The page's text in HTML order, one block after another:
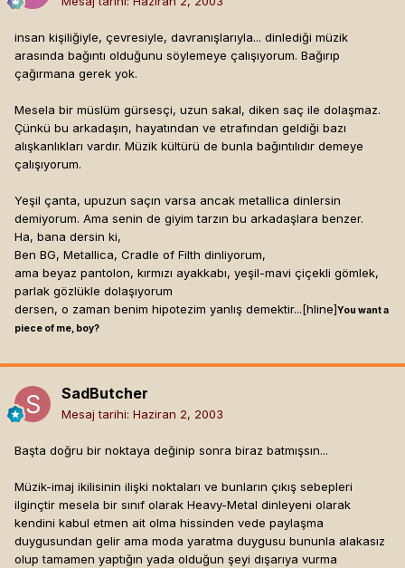
insan kişiliğiyle, çevresiyle, davranışlarıyla... dinlediği müzik
arasında bağıntı olduğunu söylemeye çalışıyorum. Bağırıp
çağırmana gerek yok.
Mesela bir müslüm gürsesçi, uzun sakal, diken saç ile dolaşmaz.
Çünkü bu arkadaşın, hayatından ve etrafından geldiği bazı
alışkanlıkları vardır. Müzik kültürü de bunla bağıntılıdır demeye
çalışıyorum.
Yeşil çanta, upuzun saçın varsa ancak metallica dinlersin
demiyorum. Ama senin de giyim tarzın bu arkadaşlara benzer.
Ha, bana dersin ki,
Ben BG, Metallica, Cradle of Filth dinliyorum,
ama beyaz pantolon, kırmızı ayakkabı, yeşil-mavi çiçekli gömlek,
parlak gözlükle dolaşıyorum
dersen, o zaman benim hipotezim yanlış demektir...[hline]You want a
piece of me, boy?
SadButcher
Mesaj tarihi: Haziran 2, 2003
Başta doğru bir noktaya değinip sonra biraz batmışsın...
Müzik-imaj ikilisinin ilişki noktaları ve bunların çıkış sebepleri
ilginçtir mesela bir sınıf olarak Heavy-Metal dinleyeni olarak
kendini kabul etmen ait olma hissinden vede paylaşma
duygusundan gelir ama moda yaratma duygusu bununla alakasız
olup tamamen yaptığın yada olduğun şeyi dışarıya vurma